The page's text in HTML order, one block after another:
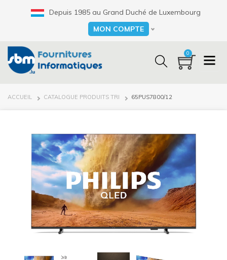
Depuis 1985 au Grand Duché de Luxembourg
Select your language
MON COMPTE
0
FIL
ACCUEIL CATALOGUE PRODUITS TRI 65PUS7800/12